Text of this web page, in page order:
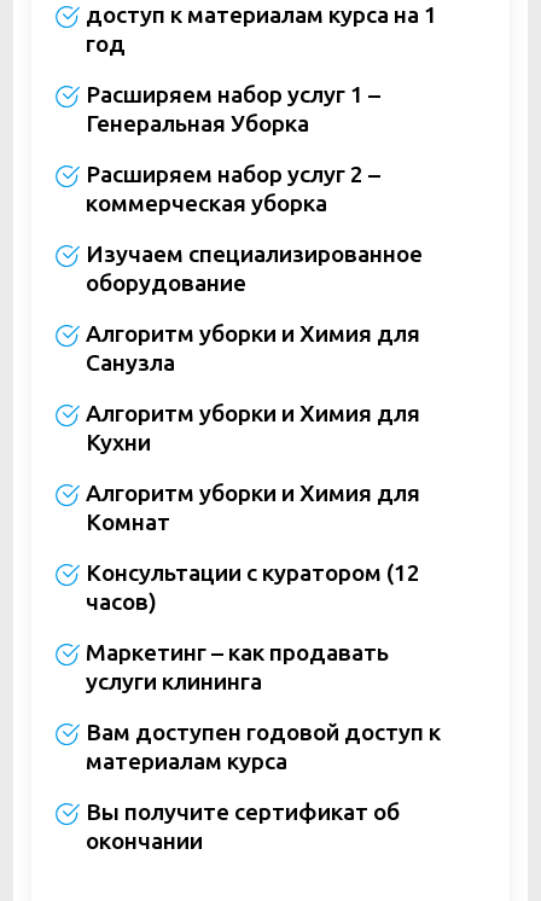
доступ к материалам курса на 1
год
Расширяем набор услуг 1 –
Генеральная Уборка
Расширяем набор услуг 2 –
коммерческая уборка
Изучаем специализированное
оборудование
Алгоритм уборки и Химия для
Санузла
Алгоритм уборки и Химия для
Кухни
Алгоритм уборки и Химия для
Комнат
Консультации с куратором (12
часов)
Маркетинг – как продавать
услуги клининга
Вам доступен годовой доступ к
материалам курса
Вы получите сертификат об
окончании